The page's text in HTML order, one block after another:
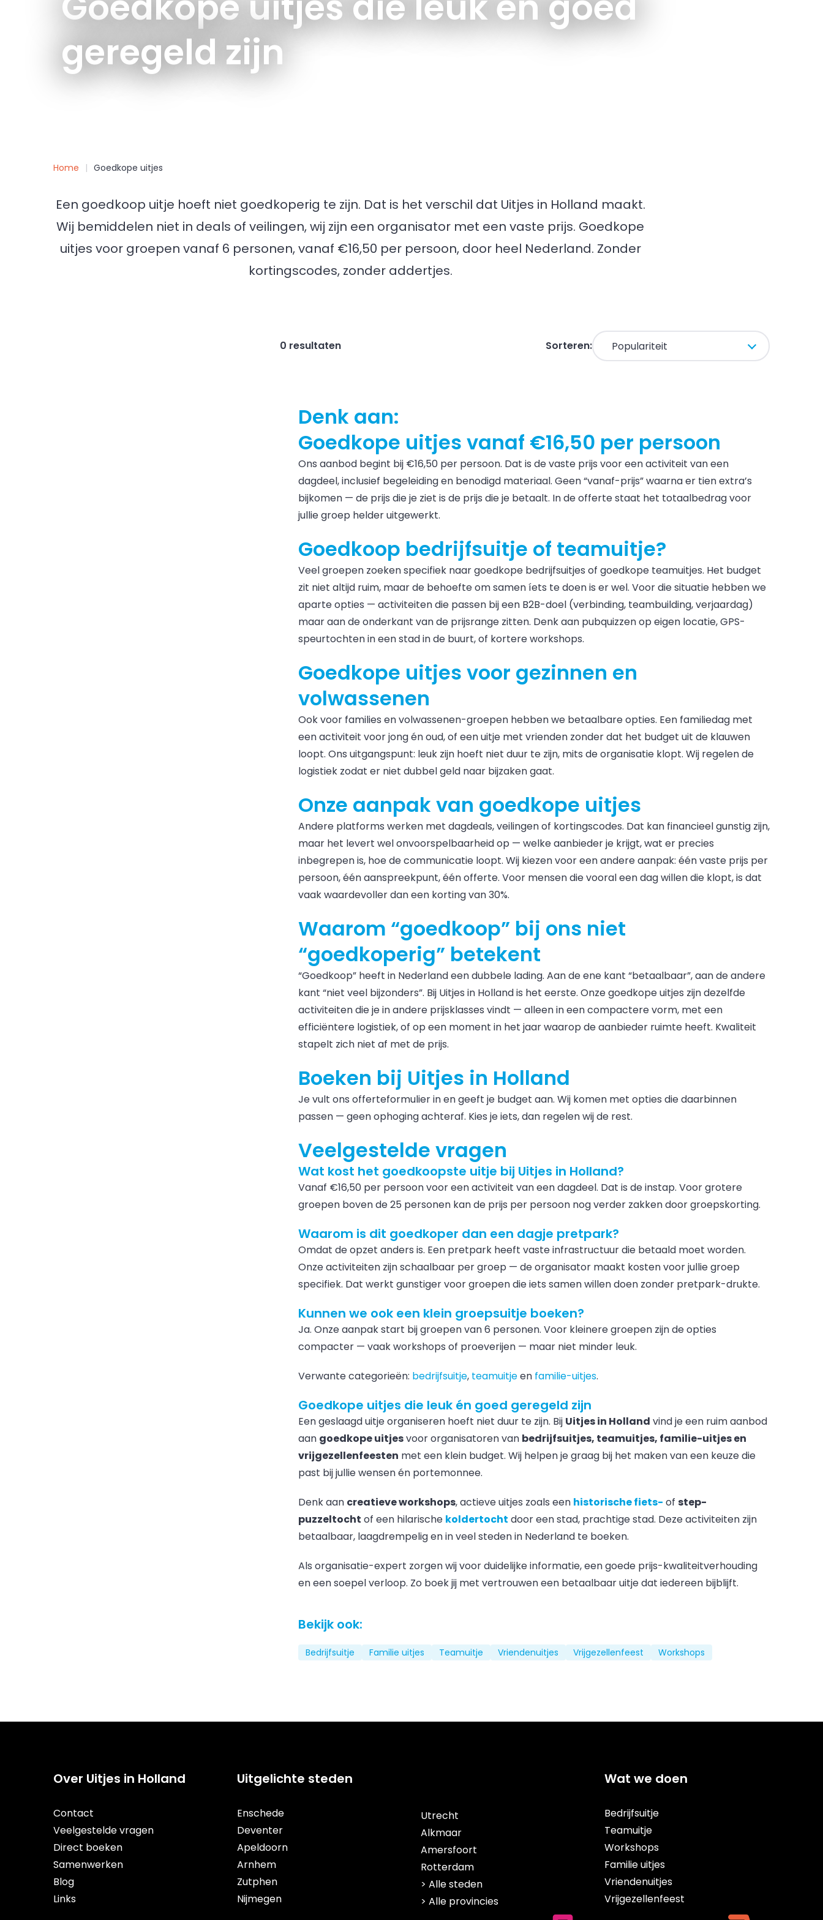
geregeld zijn
Home Goedkope uitjes
Een goedkoop uitje hoeft niet goedkoperig te zijn. Dat is het verschil dat Uitjes in Holland maakt.
Wij bemiddelen niet in deals of veilingen, wij zijn een organisator met een vaste prijs. Goedkope
uitjes voor groepen vanaf 6 personen, vanaf €16,50 per persoon, door heel Nederland. Zonder
kortingscodes, zonder addertjes.
0 resultaten Sorteren:
Denk aan:
Goedkope uitjes vanaf €16,50 per persoon
Ons aanbod begint bij €16,50 per persoon. Dat is de vaste prijs voor een activiteit van een
dagdeel, inclusief begeleiding en benodigd materiaal. Geen “vanaf-prijs” waarna er tien extra’s
bijkomen — de prijs die je ziet is de prijs die je betaalt. In de offerte staat het totaalbedrag voor
jullie groep helder uitgewerkt.
Goedkoop bedrijfsuitje of teamuitje?
Veel groepen zoeken specifiek naar goedkope bedrijfsuitjes of goedkope teamuitjes. Het budget
zit niet altijd ruim, maar de behoefte om samen íets te doen is er wel. Voor die situatie hebben we
aparte opties — activiteiten die passen bij een B2B-doel (verbinding, teambuilding, verjaardag)
maar aan de onderkant van de prijsrange zitten. Denk aan pubquizzen op eigen locatie, GPS-
speurtochten in een stad in de buurt, of kortere workshops.
Goedkope uitjes voor gezinnen en
volwassenen
Ook voor families en volwassenen-groepen hebben we betaalbare opties. Een familiedag met
een activiteit voor jong én oud, of een uitje met vrienden zonder dat het budget uit de klauwen
loopt. Ons uitgangspunt: leuk zijn hoeft niet duur te zijn, mits de organisatie klopt. Wij regelen de
logistiek zodat er niet dubbel geld naar bijzaken gaat.
Onze aanpak van goedkope uitjes
Andere platforms werken met dagdeals, veilingen of kortingscodes. Dat kan financieel gunstig zijn,
maar het levert wel onvoorspelbaarheid op — welke aanbieder je krijgt, wat er precies
inbegrepen is, hoe de communicatie loopt. Wij kiezen voor een andere aanpak: één vaste prijs per
persoon, één aanspreekpunt, één offerte. Voor mensen die vooral een dag willen die klopt, is dat
vaak waardevoller dan een korting van 30%.
Waarom “goedkoop” bij ons niet
“goedkoperig” betekent
“Goedkoop” heeft in Nederland een dubbele lading. Aan de ene kant “betaalbaar”, aan de andere
kant “niet veel bijzonders”. Bij Uitjes in Holland is het eerste. Onze goedkope uitjes zijn dezelfde
activiteiten die je in andere prijsklasses vindt — alleen in een compactere vorm, met een
efficiëntere logistiek, of op een moment in het jaar waarop de aanbieder ruimte heeft. Kwaliteit
stapelt zich niet af met de prijs.
Boeken bij Uitjes in Holland
Je vult ons offerteformulier in en geeft je budget aan. Wij komen met opties die daarbinnen
passen — geen ophoging achteraf. Kies je iets, dan regelen wij de rest.
Veelgestelde vragen
Wat kost het goedkoopste uitje bij Uitjes in Holland?
Vanaf €16,50 per persoon voor een activiteit van een dagdeel. Dat is de instap. Voor grotere
groepen boven de 25 personen kan de prijs per persoon nog verder zakken door groepskorting.
Waarom is dit goedkoper dan een dagje pretpark?
Omdat de opzet anders is. Een pretpark heeft vaste infrastructuur die betaald moet worden.
Onze activiteiten zijn schaalbaar per groep — de organisator maakt kosten voor jullie groep
specifiek. Dat werkt gunstiger voor groepen die iets samen willen doen zonder pretpark-drukte.
Kunnen we ook een klein groepsuitje boeken?
Ja. Onze aanpak start bij groepen van 6 personen. Voor kleinere groepen zijn de opties
compacter — vaak workshops of proeverijen — maar niet minder leuk.
Verwante categorieën: bedrijfsuitje, teamuitjeen familie-uitjes.
Goedkope uitjes die leuk én goed geregeld zijn
Een geslaagd uitje organiseren hoeft niet duur te zijn. Bij Uitjes in Holland vind je een ruim aanbod
aan goedkope uitjesvoor organisatoren van bedrijfsuitjes, teamuitjes, familie-uitjes en
vrijgezellenfeesten met een klein budget. Wij helpen je graag bij het maken van een keuze die
past bij jullie wensen én portemonnee.
Denk aan creatieve workshops, actieve uitjes zoals een historische fiets- of step-
puzzeltocht of een hilarische koldertocht door een stad, prachtige stad. Deze activiteiten zijn
betaalbaar, laagdrempelig en in veel steden in Nederland te boeken.
Als organisatie-expert zorgen wij voor duidelijke informatie, een goede prijs-kwaliteitverhouding
en een soepel verloop. Zo boek jij met vertrouwen een betaalbaar uitje dat iedereen bijblijft.
Bekijk ook:
Bedrijfsuitje Familie uitjes Teamuitje Vriendenuitjes Vrijgezellenfeest Workshops
Over Uitjes in Holland
Contact
Veelgestelde vragen
Direct boeken
Samenwerken
Blog
Links
Uitgelichte steden
Enschede
Deventer
Apeldoorn
Arnhem
Zutphen
Nijmegen
Utrecht
Alkmaar
Amersfoort
Rotterdam
> Alle steden
> Alle provincies
Wat we doen
Bedrijfsuitje
Teamuitje
Workshops
Familie uitjes
Vriendenuitjes
Vrijgezellenfeest